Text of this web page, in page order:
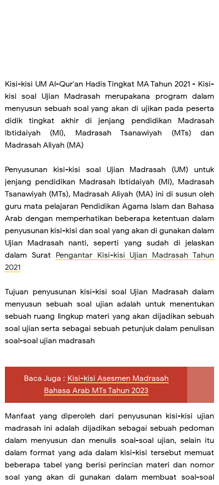
Kisi-kisi UM Al-Qur'an Hadis Tingkat MA Tahun 2021 - Kisi-
kisi soal Ujian Madrasah merupakana program dalam
menyusun sebuah soal yang akan di ujikan pada peserta
didik tingkat akhir di jenjang pendidikan Madrasah
Ibtidaiyah (MI), Madrasah Tsanawiyah (MTs) dan
Madrasah Aliyah (MA)
Penyusunan kisi-kisi soal Ujian Madrasah (UM) untuk
jenjang pendidikan Madrasah Ibtidaiyah (MI), Madrasah
Tsanawiyah (MTs), Madrasah Aliyah (MA) ini di susun oleh
guru mata pelajaran Pendidikan Agama Islam dan Bahasa
Arab dengan memperhatikan beberapa ketentuan dalam
penyusunan kisi-kisi dan soal yang akan di gunakan dalam
Ujian Madrasah nanti, seperti yang sudah di jelaskan
dalam Surat Pengantar Kisi-kisi Ujian Madrasah Tahun
2021
Tujuan penyusunan kisi-kisi soal Ujian Madrasah dalam
menyusun sebuah soal ujian adalah untuk menentukan
sebuah ruang lingkup materi yang akan dijadikan sebuah
soal ujian serta sebagai sebuah petunjuk dalam penulisan
soal-soal ujian madrasah
Baca Juga : Kisi-kisi Asesmen Madrasah
Bahasa Arab MTs Tahun 2023
Manfaat yang diperoleh dari penyusunan kisi-kisi ujian
madrasah ini adalah dijadikan sebagai sebuah pedoman
dalam menyusun dan menulis soal-soal ujian, selain itu
dalam format yang ada dalam kisi-kisi tersebut memuat
beberapa tabel yang berisi perincian materi dan nomor
soal yang akan di gunakan dalam membuat soal-soal